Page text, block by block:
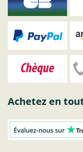
Achetez en